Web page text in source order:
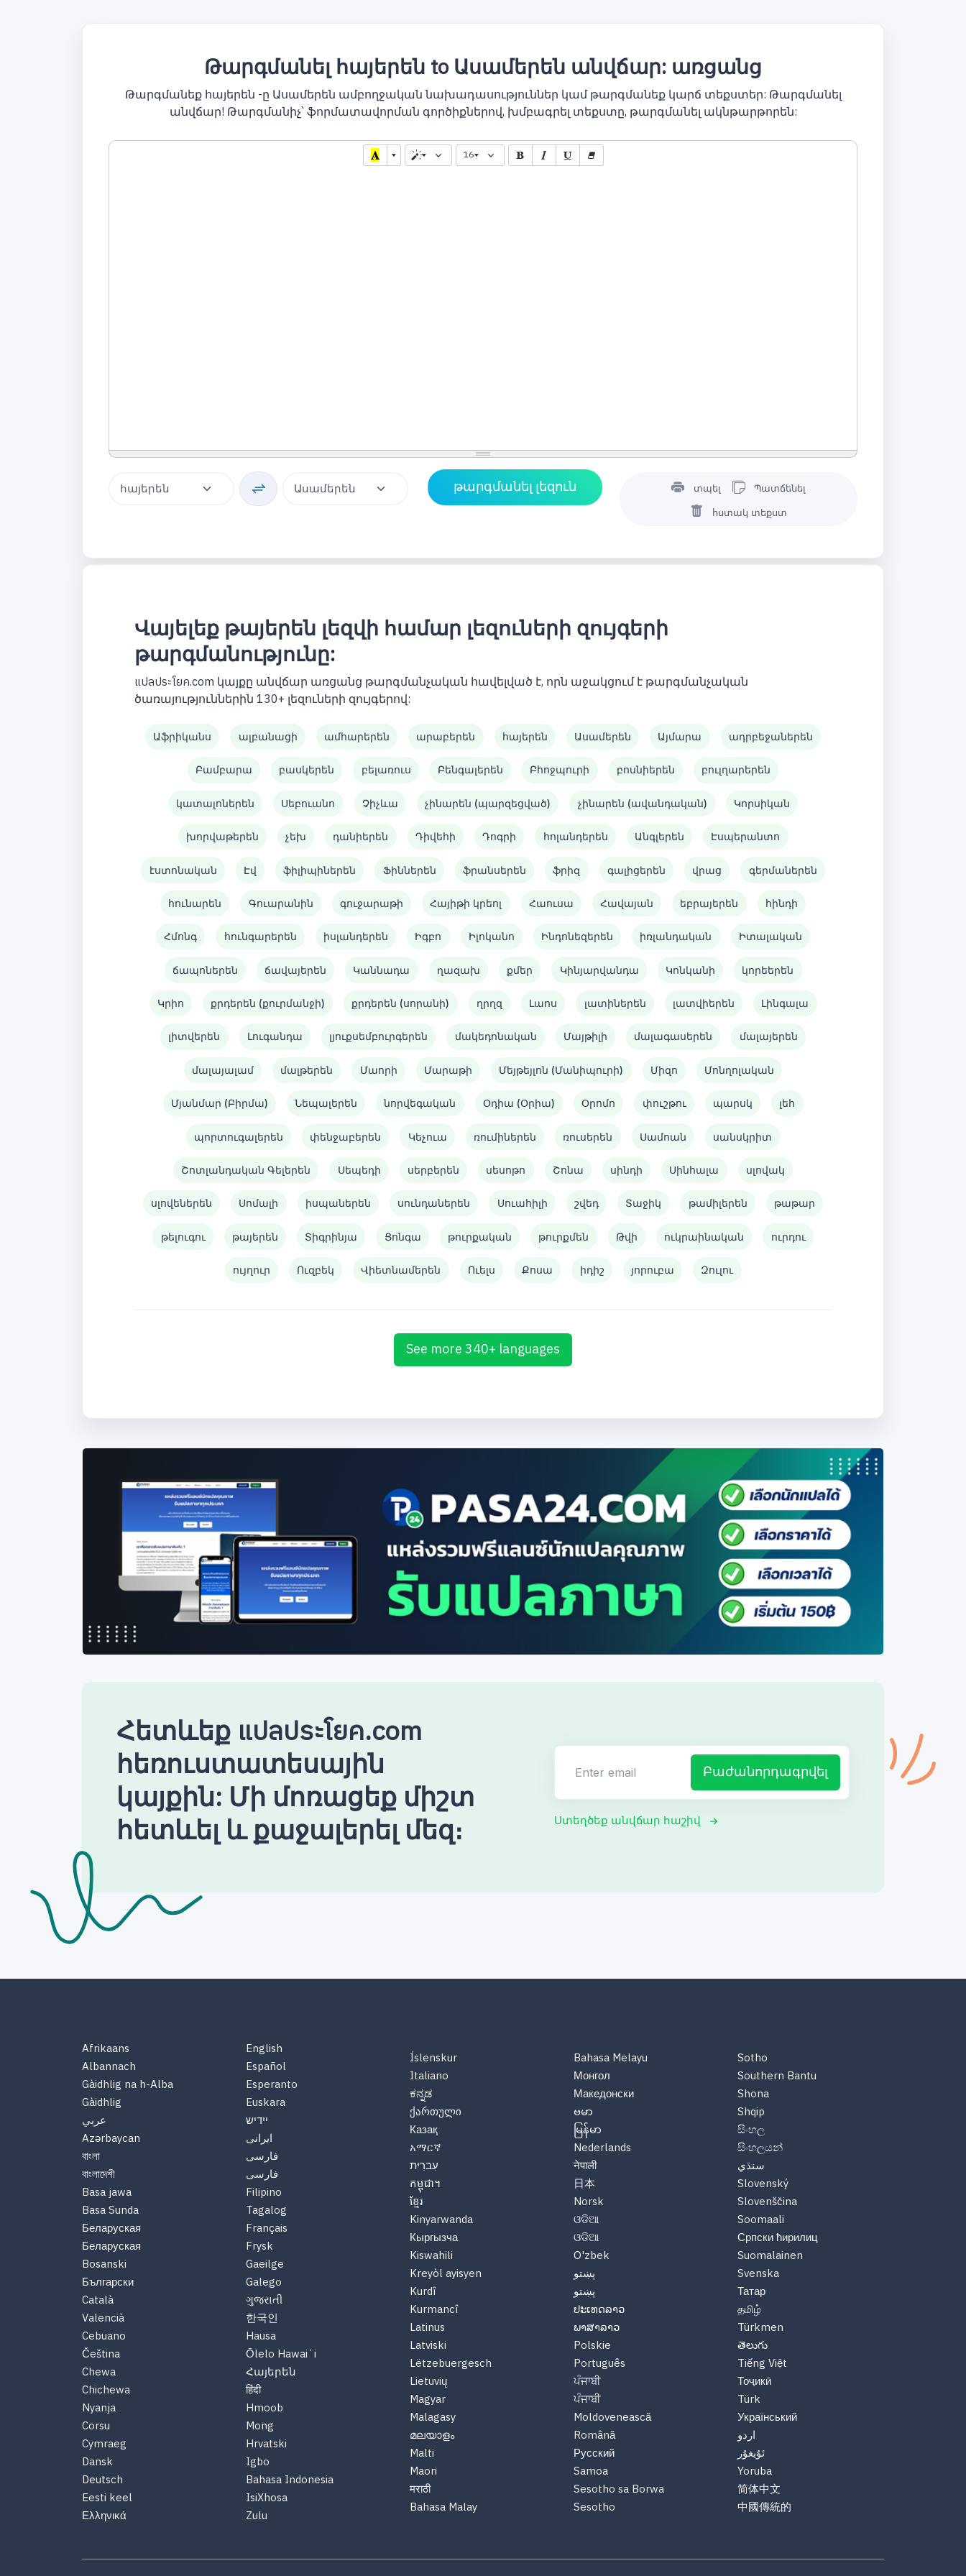
Թարգմանել հայերեն to Ասամերեն անվճար: առցանց
Թարգմանեք հայերեն -ը Ասամերեն ամբողջական նախադասություններ կամ թարգմանեք կարճ տեքստեր: Թարգմանել
անվճար! Թարգմանիչ՝ ֆորմատավորման գործիքներով, խմբագրել տեքստը, թարգմանել ակնթարթորեն:
16
տպել Պատճենել
հստակ տեքստ
Վայելեք թայերեն լեզվի համար լեզուների զույգերի
թարգմանությունը:
แปลประโยค.com կայքը անվճար առցանց թարգմանչական հավելված է, որն աջակցում է թարգմանչական
ծառայություններին 130+ լեզուների զույգերով:
Աֆրիկանս ալբանացի ամհարերեն արաբերեն հայերեն Ասամերեն Այմարա ադրբեջաներեն
Բամբարա բասկերեն բելառուս Բենգալերեն Բհոջպուրի բոսնիերեն բուլղարերեն
կատալոներեն Սեբուանո Չիչևա չինարեն (պարզեցված) չինարեն (ավանդական) Կորսիկան
խորվաթերեն չեխ դանիերեն Դիվեհի Դոգրի հոլանդերեն Անգլերեն Էսպերանտո
էստոնական Էվ ֆիլիպիներեն Ֆիններեն ֆրանսերեն ֆրիզ գալիցերեն վրաց գերմաներեն
հունարեն Գուարանին գուջարաթի Հայիթի կրեոլ Հաուսա Հավայան եբրայերեն հինդի
Հմոնգ հունգարերեն իսլանդերեն Իգբո Իլոկանո Ինդոնեզերեն իռլանդական Իտալական
ճապոներեն ճավայերեն Կաննադա ղազախ քմեր Կինյարվանդա Կոնկանի կորեերեն
Կրիո քրդերեն (քուրմանջի) քրդերեն (սորանի) ղրղզ Լաոս լատիներեն լատվիերեն Լինգալա
լիտվերեն Լուգանդա լյուքսեմբուրգերեն մակեդոնական Մայթիլի մալագասերեն մալայերեն
մալայալամ մալթերեն Մաորի Մարաթի Մեյթեյլոն (Մանիպուրի) Միզո Մոնղոլական
Մյանմար (Բիրմա) Նեպալերեն նորվեգական Օդիա (Օրիա) Օրոմո փուշթու պարսկ լեհ
պորտուգալերեն փենջաբերեն Կեչուա ռումիներեն ռուսերեն Սամոան սանսկրիտ
Շոտլանդական Գելերեն Սեպեդի սերբերեն սեսոթո Շոնա սինդի Սինհալա սլովակ
սլովեներեն Սոմալի իսպաներեն սունդաներեն Սուահիլի շվեդ Տաջիկ թամիլերեն թաթար
թելուգու թայերեն Տիգրինյա Ցոնգա թուրքական թուրքմեն Թվի ուկրաինական ուրդու
ույղուր Ուզբեկ Վիետնամերեն Ուելս Քոսա իդիշ յորուբա Զուլու
See more 340+ languages
Հետևեք แปลประโยค.com
հեռուստատեսային
կայքին: Մի մոռացեք միշտ
հետևել և քաջալերել մեզ։
Բաժանորդագրվել
Ստեղծեք անվճար հաշիվ
Afrikaans
Albannach
Gàidhlig na h-Alba
Gàidhlig
عربي
Azərbaycan
বাংলা
বাংলাদেশী
Basa jawa
Basa Sunda
Беларуская
Беларуская
Bosanski
Български
Català
Valencià
Cebuano
Čeština
Chewa
Chichewa
Nyanja
Corsu
Cymraeg
Dansk
Deutsch
Eesti keel
Ελληνικά
English
Español
Esperanto
Euskara
יידיש
ایرانی
فارسی
فارسی
Filipino
Tagalog
Français
Frysk
Gaeilge
Galego
ગુજરાતી
한국인
Hausa
Ōlelo Hawaiʻi
Հայերեն
हिंदी
Hmoob
Mong
Hrvatski
Igbo
Bahasa Indonesia
IsiXhosa
Zulu
Íslenskur
Italiano
ಕನ್ನಡ
ქართული
Казақ
አማርኛ
עִברִית
កម្ពុជា។
ខ្មែរ
Kinyarwanda
Кыргызча
Kiswahili
Kreyòl ayisyen
Kurdî
Kurmancî
Latinus
Latviski
Lëtzebuergesch
Lietuvių
Magyar
Malagasy
മലയാളം
Malti
Maori
मराठी
Bahasa Malay
Bahasa Melayu
Монгол
Македонски
ဗမာ
မြန်မာ
Nederlands
नेपाली
日本
Norsk
ଓଡିଆ
ଓଡିଆ
O'zbek
پښتو
پښتو
ປະເທດລາວ
ພາສາລາວ
Polskie
Português
ਪੰਜਾਬੀ
ਪੰਜਾਬੀ
Moldovenească
Română
Русский
Samoa
Sesotho sa Borwa
Sesotho
Sotho
Southern Bantu
Shona
Shqip
සිංහල
සිංහලයන්
سنڌي
Slovenský
Slovenščina
Soomaali
Српски ћирилиц
Suomalainen
Svenska
Татар
தமிழ்
Türkmen
తెలుగు
Tiếng Việt
Тоҷикӣ
Türk
Український
اردو
ئۇيغۇر
Yoruba
简体中文
中國傳統的